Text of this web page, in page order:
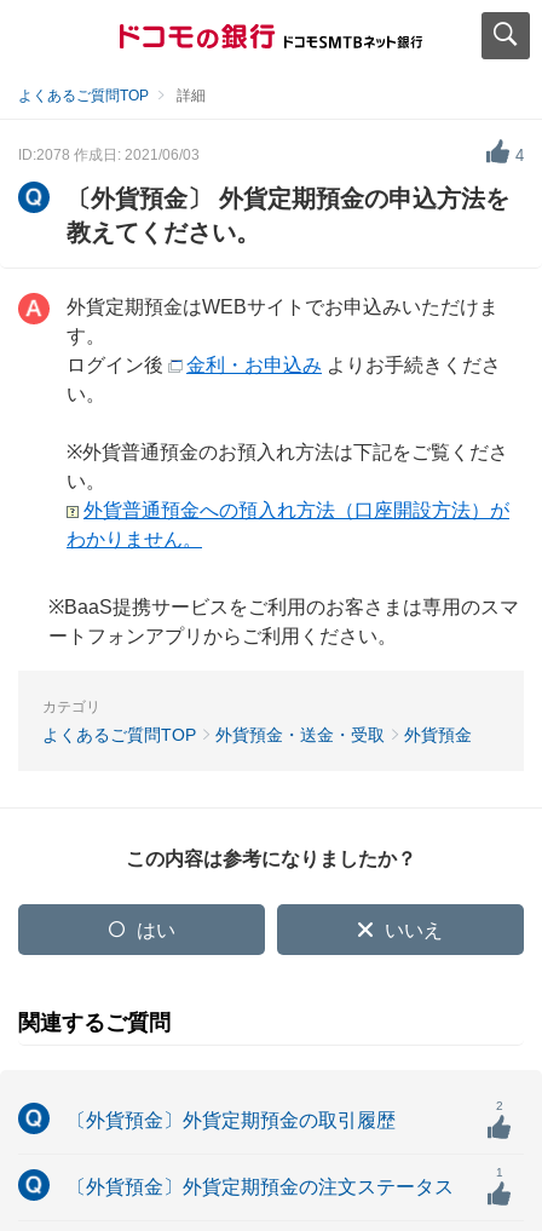
よくあるご質問TOP 詳細
ID:2078 作成日: 2021/06/03 4
〔外貨預金〕 外貨定期預金の申込方法を
教えてください。
外貨定期預金はWEBサイトでお申込みいただけま
す。
ログイン後
金利・お申込み よりお手続きくださ
い。
※外貨普通預金のお預入れ方法は下記をご覧くださ
い。
外貨普通預金への預入れ方法（口座開設方法）が
わかりません。
※BaaS提携サービスをご利用のお客さまは専用のスマ
ートフォンアプリからご利用ください。
カテゴリ
よくあるご質問TOP 外貨預金・送金・受取 外貨預金
この内容は参考になりましたか？
はい いいえ
関連するご質問
〔外貨預金〕外貨定期預金の取引履歴
2
〔外貨預金〕外貨定期預金の注文ステータス
1